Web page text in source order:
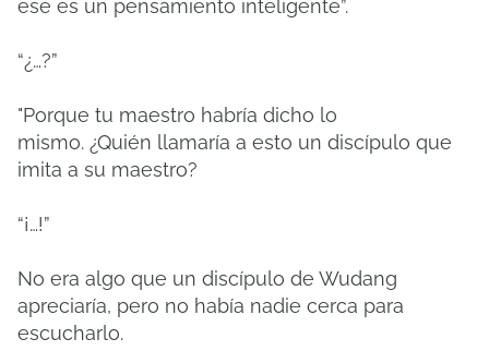
ese es un pensamiento inteligente”.
“¿…?”
"Porque tu maestro habría dicho lo
mismo. ¿Quién llamaría a esto un discípulo que
imita a su maestro?
“¡…!”
No era algo que un discípulo de Wudang
apreciaría, pero no había nadie cerca para
escucharlo.